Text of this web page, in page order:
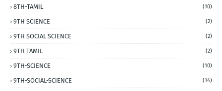
8TH-TAMIL (10)
9TH SCIENCE (2)
9TH SOCIAL SCIENCE (2)
9TH TAMIL (2)
9TH-SCIENCE (10)
9TH-SOCIAL-SCIENCE (14)